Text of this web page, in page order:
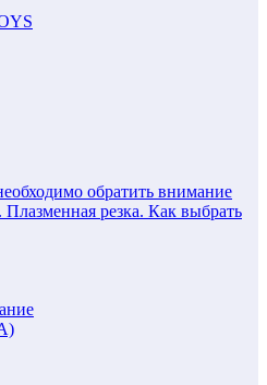
обратить внимание
Плазменная резка. Как выбрать